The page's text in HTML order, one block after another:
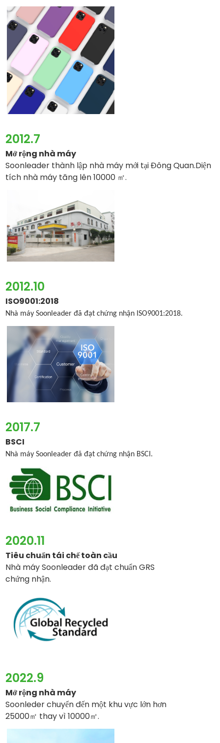
2012.7
Mở rộng nhà máy
Soonleader thành lập nhà máy mới tại Đông Quan.Diện
tích nhà máy tăng lên 10000 ㎡.
2012.10
ISO9001:2018
Nhà máy Soonleader đã đạt chứng nhận ISO9001:2018.
2017.7
BSCI
Nhà máy Soonleader đã đạt chứng nhận BSCI.
2020.11
Tiêu chuẩn tái chế toàn cầu
Nhà máy Soonleader đã đạt chuẩn GRS
chứng nhận.
2022.9
Mở rộng nhà máy
Soonleder chuyển đến một khu vực lớn hơn
25000㎡ thay vì 10000㎡.